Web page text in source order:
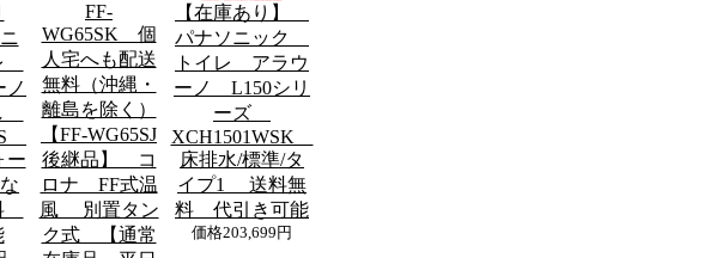
ノ
ー
FF-
WG65SK 個
人宅へも配送
無料（沖縄・
離島を除く）
【FF-WG65SJ
後継品】 コ
ロナ FF式温
風 別置タン
ク式 【通常
【在庫あり】
パナソニック
トイレ アラウ
ーノ L150シリ
ーズ
XCH1501WSK
床排水/標準/タ
イプ1 送料無
料 代引き可能
価格203,699円